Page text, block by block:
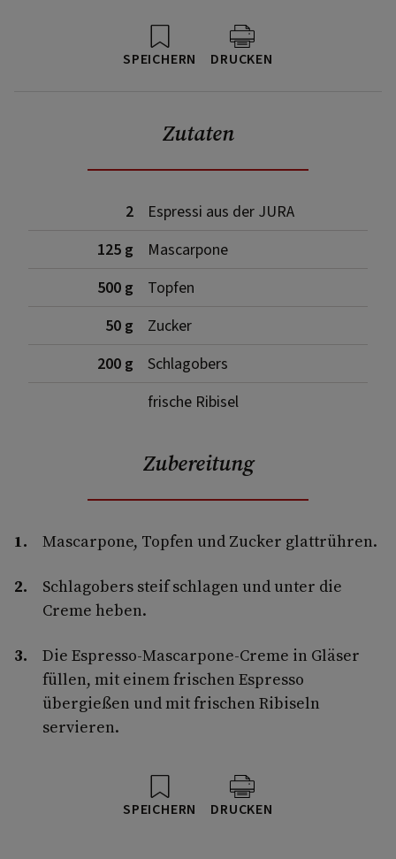
SPEICHERN DRUCKEN
Zutaten
2
Espressi aus der JURA
125 g
Mascarpone
500 g
Topfen
50 g
Zucker
200 g
Schlagobers
frische Ribisel
Zubereitung
Mascarpone, Topfen und Zucker glattrühren.
Schlagobers steif schlagen und unter die
Creme heben.
Die Espresso-Mascarpone-Creme in Gläser
füllen, mit einem frischen Espresso
übergießen und mit frischen Ribiseln
servieren.
SPEICHERN DRUCKEN